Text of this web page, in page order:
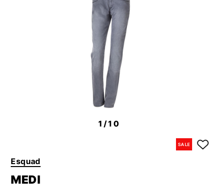
1/10
SALE
Esquad
MEDI